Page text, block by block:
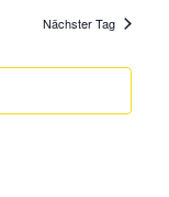
Nächster Tag